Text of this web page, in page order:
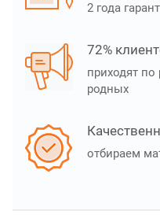
2 года
72%
приходят
родных
отбираем